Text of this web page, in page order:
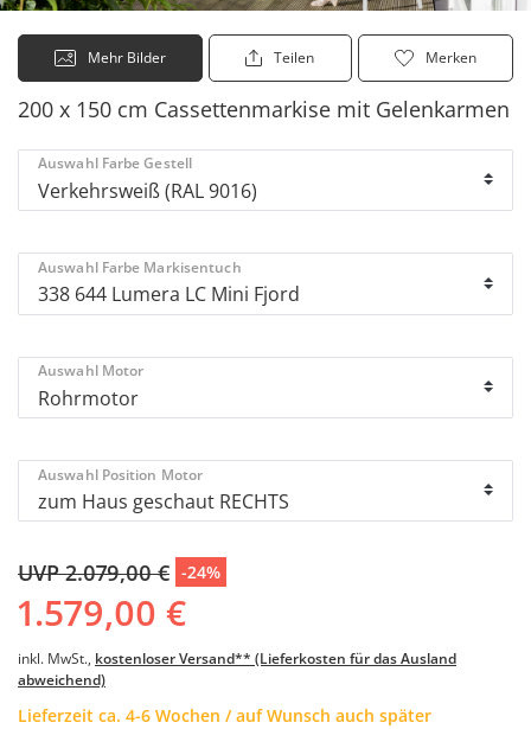
Mehr Bilder Teilen Merken
200 x 150 cm Cassettenmarkise mit Gelenkarmen
Auswahl Farbe Gestell
Auswahl Farbe Markisentuch
Auswahl Motor
Auswahl Position Motor
UVP 2.079,00 € -24%
1.579,00 €
inkl. MwSt., kostenloser Versand** (Lieferkosten für das Ausland
abweichend)
Lieferzeit ca. 4-6 Wochen / auf Wunsch auch später